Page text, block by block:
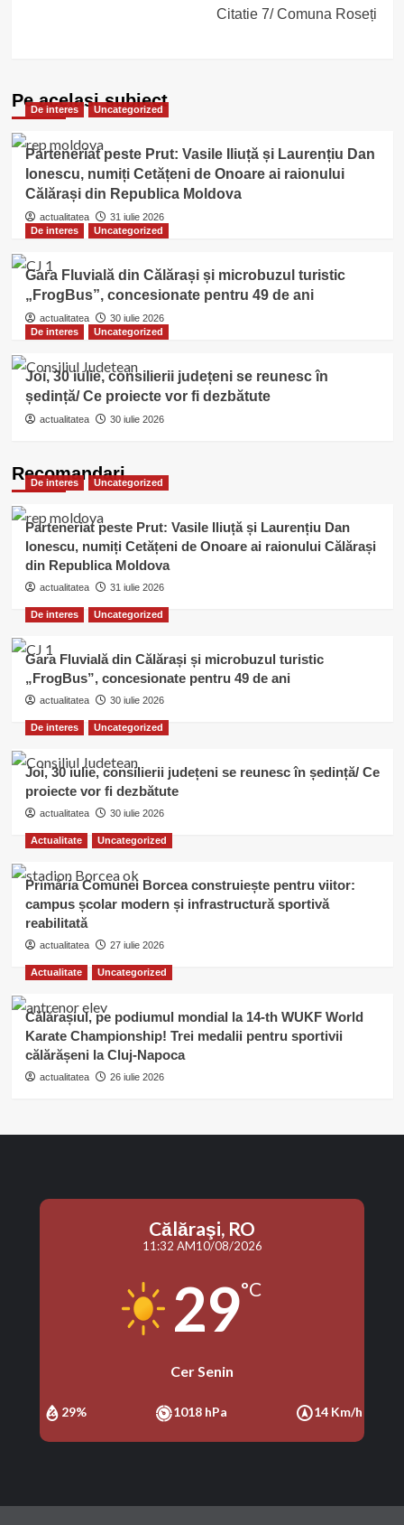
Citatie 7/ Comuna Roseți
Pe acelasi subiect
De interes Uncategorized
Parteneriat peste Prut: Vasile Iliuță și Laurențiu Dan
Ionescu, numiți Cetățeni de Onoare ai raionului
Călărași din Republica Moldova
actualitatea
31 iulie 2026
De interes
Uncategorized
Gara Fluvială din Călărași și microbuzul turistic
„FrogBus”, concesionate pentru 49 de ani
actualitatea
30 iulie 2026
De interes
Uncategorized
Joi, 30 iulie, consilierii județeni se reunesc în
ședință/ Ce proiecte vor fi dezbătute
actualitatea 30 iulie 2026
Recomandari
De interes Uncategorized
Parteneriat peste Prut: Vasile Iliuță și Laurențiu Dan
Ionescu, numiți Cetățeni de Onoare ai raionului Călărași
din Republica Moldova
actualitatea 31 iulie 2026
De interes Uncategorized
Gara Fluvială din Călărași și microbuzul turistic
„FrogBus”, concesionate pentru 49 de ani
actualitatea 30 iulie 2026
De interes Uncategorized
Joi, 30 iulie, consilierii județeni se reunesc în ședință/ Ce
proiecte vor fi dezbătute
actualitatea 30 iulie 2026
Actualitate Uncategorized
Primăria Comunei Borcea construiește pentru viitor:
campus școlar modern și infrastructură sportivă
reabilitată
actualitatea 27 iulie 2026
Actualitate Uncategorized
Călărașiul, pe podiumul mondial la 14-th WUKF World
Karate Championship! Trei medalii pentru sportivii
călărășeni la Cluj-Napoca
actualitatea 26 iulie 2026
Călăraşi, RO
11:32 AM10/08/2026
29°C
Cer Senin
29% 1018 hPa 14 Km/h